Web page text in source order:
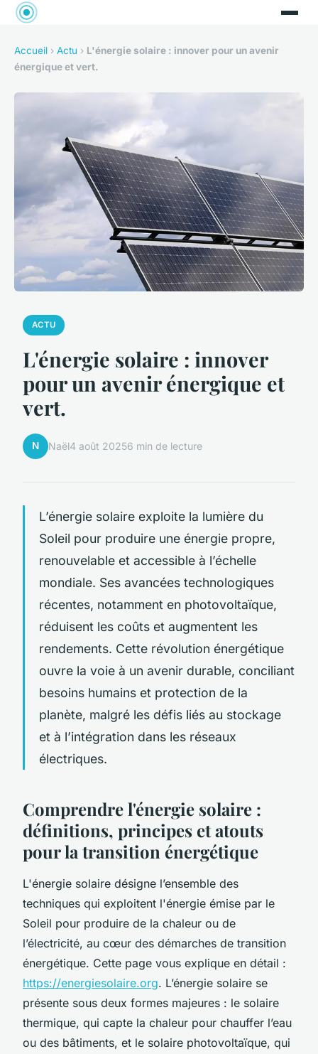
Accueil › Actu › L'énergie solaire : innover pour un avenir
énergique et vert.
ACTU
L'énergie solaire : innover
pour un avenir énergique et
vert.
N Naël4 août 20256 min de lecture
L’énergie solaire exploite la lumière du
Soleil pour produire une énergie propre,
renouvelable et accessible à l’échelle
mondiale. Ses avancées technologiques
récentes, notamment en photovoltaïque,
réduisent les coûts et augmentent les
rendements. Cette révolution énergétique
ouvre la voie à un avenir durable, conciliant
besoins humains et protection de la
planète, malgré les défis liés au stockage
et à l’intégration dans les réseaux
électriques.
Comprendre l'énergie solaire :
définitions, principes et atouts
pour la transition énergétique
L'énergie solaire désigne l’ensemble des
techniques qui exploitent l'énergie émise par le
Soleil pour produire de la chaleur ou de
l’électricité, au cœur des démarches de transition
énergétique. Cette page vous explique en détail :
https://energiesolaire.org. L’énergie solaire se
présente sous deux formes majeures : le solaire
thermique, qui capte la chaleur pour chauffer l’eau
ou des bâtiments, et le solaire photovoltaïque, qui